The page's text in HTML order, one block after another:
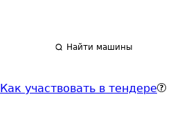
Найти машины
Как участвовать в тендере